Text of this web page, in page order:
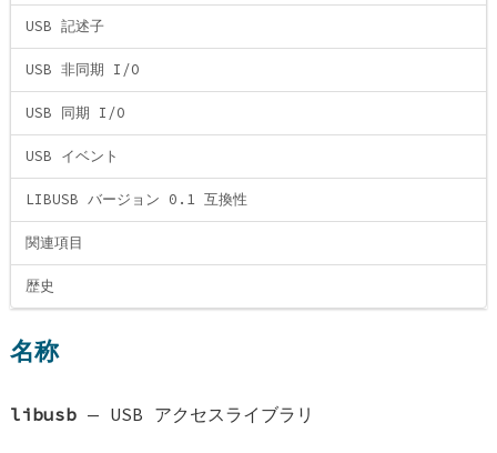
USB 記述子
USB 非同期 I/O
USB 同期 I/O
USB イベント
LIBUSB バージョン 0.1 互換性
関連項目
歴史
名称
libusb — USB アクセスライブラリ